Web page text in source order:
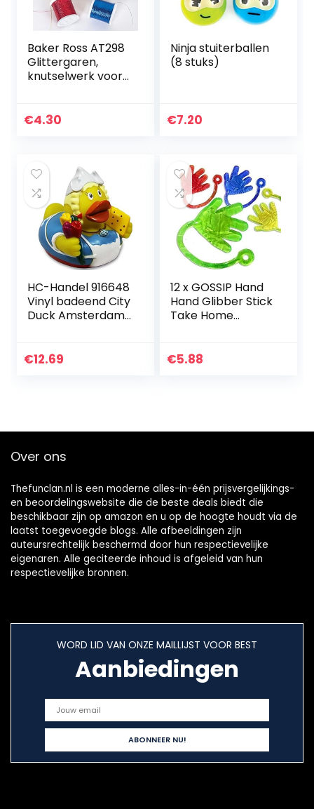
Baker Ross AT298
Glittergaren,
knutselwerk voor
€4.30
Ninja stuiterballen
(8 stuks)
€7.20
HC-Handel 916648
Vinyl badeend City
Duck Amsterdam
€12.69
12 x GOSSIP Hand
Hand Glibber Stick
Take Home
€5.88
Over ons
Thefunclan.nl is een moderne alles-in-één prijsvergelijkings-
en beoordelingswebsite die de beste deals biedt die
beschikbaar zijn op amazon en u op de hoogte houdt via de
laatst toegevoegde blogs. Alle afbeeldingen zijn
auteursrechtelijk beschermd door hun respectievelijke
eigenaren. Alle geciteerde inhoud is afgeleid van hun
respectievelijke bronnen.
WORD LID VAN ONZE MAILLIJST VOOR BEST
Aanbiedingen